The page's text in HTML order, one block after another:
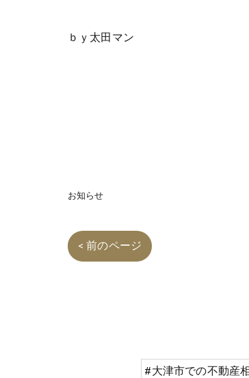
ｂｙ太田マン
お知らせ
< 前のページ
#大津市での不動産